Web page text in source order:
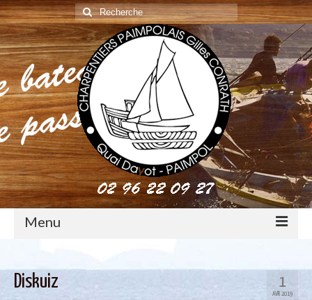
Rechercher
:
Menu
Restauration de bateaux bois 1
AVR 2019
Diskuiz